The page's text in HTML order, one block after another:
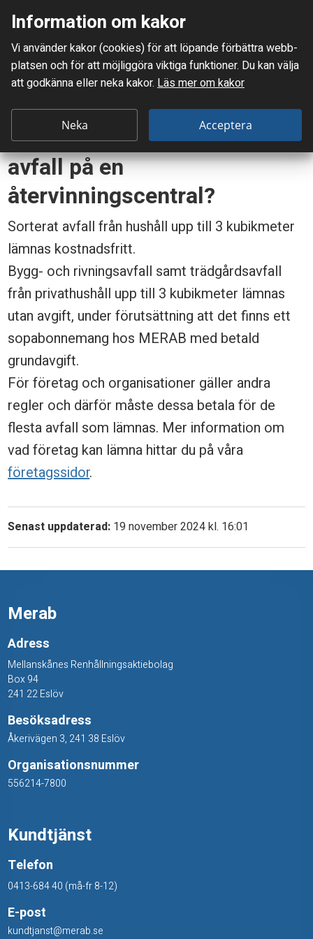
Mellanskånes Renhållnings AB
Du är här:
Frågor & svar
o
s
a
d
e
n
å
g
o
a
l
m
n
a
a
v
a
p
e
n
Kostar det något att lämna
avfall på en
återvinningscentral?
Sorterat avfall från hushåll upp till 3 kubikmeter
lämnas kostnadsfritt.
Bygg- och rivningsavfall samt trädgårdsavfall
från privathushåll upp till 3 kubikmeter lämnas
utan avgift, under förutsättning att det finns ett
sopabonnemang hos MERAB med betald
grundavgift.
För företag och organisationer gäller andra
regler och därför måste dessa betala för de
flesta avfall som lämnas. Mer information om
vad företag kan lämna hittar du på våra
företagssidor.
Senast uppdaterad: 19 november 2024 kl. 16:01
Merab
Adress
Mellanskånes Renhållningsaktiebolag
Box 94
241 22 Eslöv
Besöksadress
Åkerivägen 3, 241 38 Eslöv
Organisationsnummer
556214-7800
Kundtjänst
Telefon
0413-684 40 (må-fr 8-12)
E-post
kundtjanst@merab.se
Information om kakor
Vi använder kakor (cookies) för att löpande förbättra webb­
platsen och för att möjlig­göra viktiga funktioner. Du kan välja
att godkänna eller neka kakor. Läs mer om kakor
Neka Acceptera